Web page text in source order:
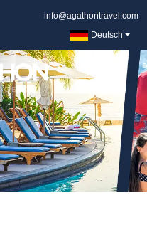
info@agathontravel.com
Deutsch